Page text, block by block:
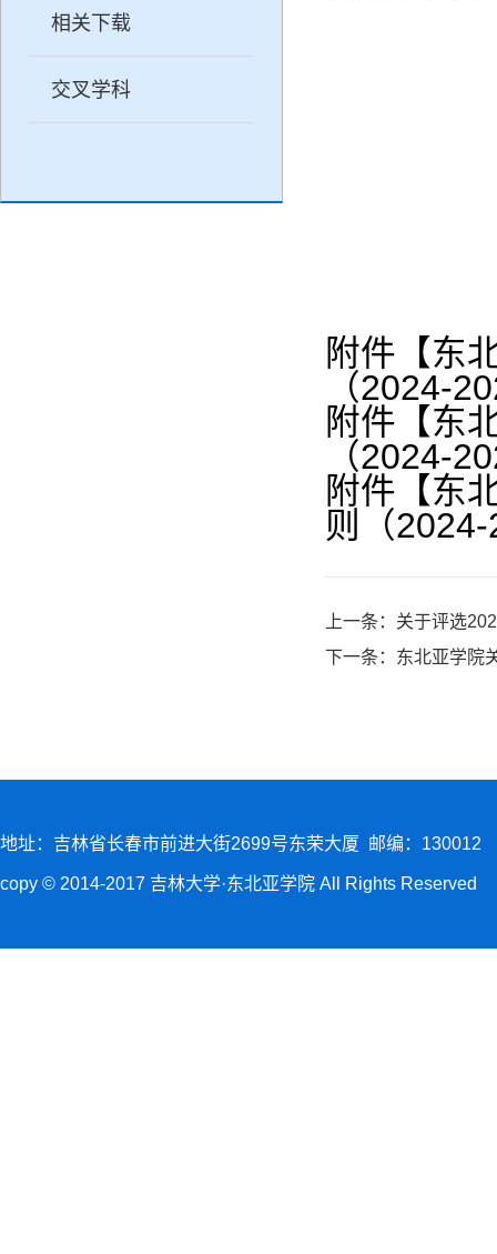
相关下载
交叉学科
附件【东
（2024-
附件【东
（2024-
附件【东
则（
上一条： 关于评选
下一条： 东北亚学院
地址：吉林省长春市前进大街2699号东荣大厦 邮编：130012
copy © 2014-2017 吉林大学·东北亚学院 All Rights Reserved